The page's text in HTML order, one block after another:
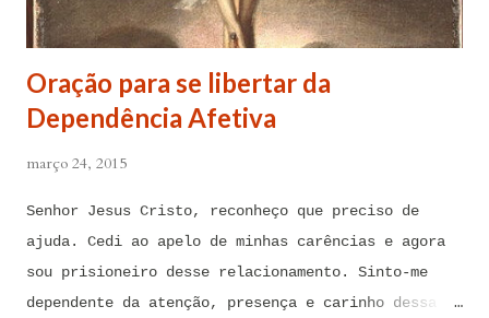
Oração para se libertar da
Dependência Afetiva
março 24, 2015
Senhor Jesus Cristo, reconheço que preciso de
ajuda. Cedi ao apelo de minhas carências e agora
sou prisioneiro desse relacionamento. Sinto-me
dependente da atenção, presença e carinho dessa